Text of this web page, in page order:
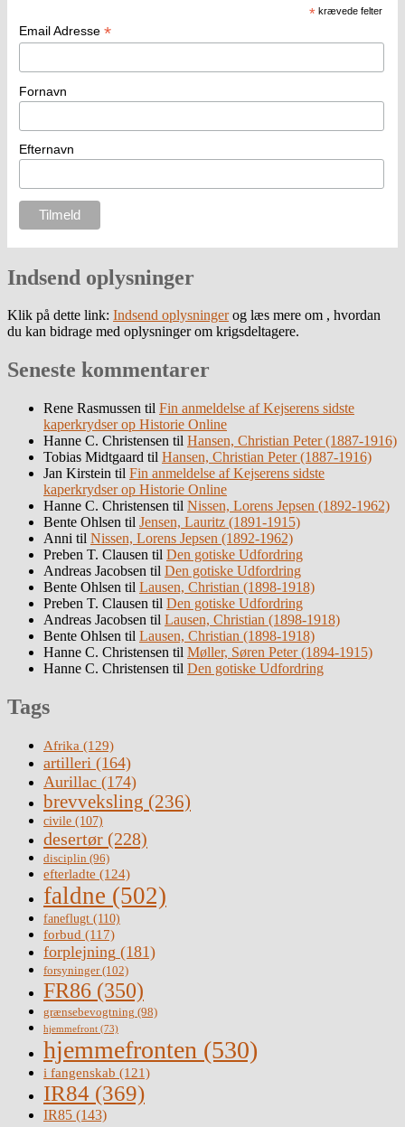
* krævede felter
Email Adresse *
Fornavn
Efternavn
Indsend oplysninger
Klik på dette link: Indsend oplysningerog læs mere om , hvordan
du kan bidrage med oplysninger om krigsdeltagere.
Seneste kommentarer
Rene Rasmussen til Fin anmeldelse af Kejserens sidste
kaperkrydser op Historie Online
Hanne C. Christensen til Hansen, Christian Peter (1887-1916)
Tobias Midtgaard til Hansen, Christian Peter (1887-1916)
Jan Kirstein til Fin anmeldelse af Kejserens sidste
kaperkrydser op Historie Online
Hanne C. Christensen til Nissen, Lorens Jepsen (1892-1962)
Bente Ohlsen til Jensen, Lauritz (1891-1915)
Anni til Nissen, Lorens Jepsen (1892-1962)
Preben T. Clausen til Den gotiske Udfordring
Andreas Jacobsen til Den gotiske Udfordring
Bente Ohlsen til Lausen, Christian (1898-1918)
Preben T. Clausen til Den gotiske Udfordring
Andreas Jacobsen til Lausen, Christian (1898-1918)
Bente Ohlsen til Lausen, Christian (1898-1918)
Hanne C. Christensen til Møller, Søren Peter (1894-1915)
Hanne C. Christensen til Den gotiske Udfordring
Tags
Afrika (129)
artilleri (164)
Aurillac (174)
brevveksling (236)
civile (107)
desertør (228)
disciplin (96)
efterladte (124)
faldne (502)
faneflugt (110)
forbud (117)
forplejning (181)
forsyninger(102)
FR86 (350)
grænsebevogtning (98)
hjemmefront (73)
hjemmefronten (530)
i fangenskab (121)
IR84 (369)
IR85 (143)